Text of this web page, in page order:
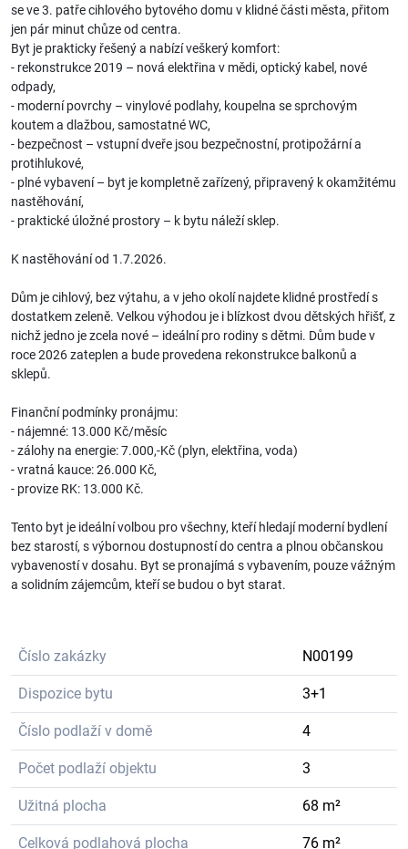
se ve 3. patře cihlového bytového domu v klidné části města, přitom
jen pár minut chůze od centra.
Byt je prakticky řešený a nabízí veškerý komfort:
- rekonstrukce 2019 – nová elektřina v mědi, optický kabel, nové
odpady,
- moderní povrchy – vinylové podlahy, koupelna se sprchovým
koutem a dlažbou, samostatné WC,
- bezpečnost – vstupní dveře jsou bezpečnostní, protipožární a
protihlukové,
- plné vybavení – byt je kompletně zařízený, připravený k okamžitému
nastěhování,
- praktické úložné prostory – k bytu náleží sklep.
K nastěhování od 1.7.2026.
Dům je cihlový, bez výtahu, a v jeho okolí najdete klidné prostředí s
dostatkem zeleně. Velkou výhodou je i blízkost dvou dětských hřišť, z
nichž jedno je zcela nové – ideální pro rodiny s dětmi. Dům bude v
roce 2026 zateplen a bude provedena rekonstrukce balkonů a
sklepů.
Finanční podmínky pronájmu:
- nájemné: 13.000 Kč/měsíc
- zálohy na energie: 7.000,-Kč (plyn, elektřina, voda)
- vratná kauce: 26.000 Kč,
- provize RK: 13.000 Kč.
Tento byt je ideální volbou pro všechny, kteří hledají moderní bydlení
bez starostí, s výbornou dostupností do centra a plnou občanskou
vybaveností v dosahu. Byt se pronajímá s vybavením, pouze vážným
a solidním zájemcům, kteří se budou o byt starat.
Číslo zakázky N00199
Dispozice bytu 3+1
Číslo podlaží v domě 4
Počet podlaží objektu 3
Užitná plocha 68 m²
Celková podlahová plocha 76 m²